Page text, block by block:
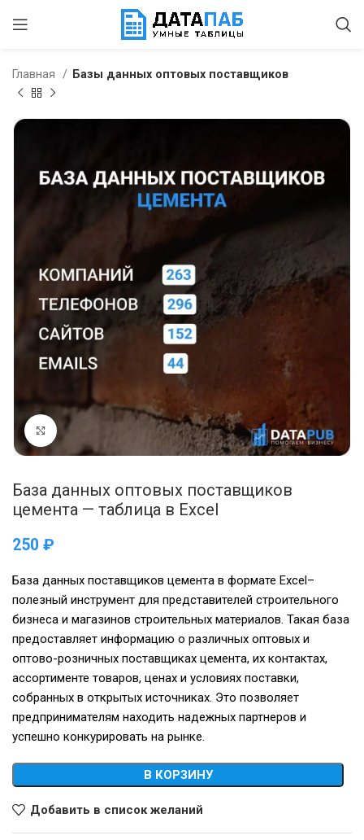
Главная Базы данных оптовых поставщиков
Нажмите, чтобы увеличить
База данных оптовых поставщиков
цемента — таблица в Excel
₽
База данных поставщиков цемента в формате Excel–
полезный инструмент для представителей строительного
бизнеса и магазинов строительных материалов. Такая база
предоставляет информацию о различных оптовых и
оптово-розничных поставщиках цемента, их контактах,
ассортименте товаров, ценах и условиях поставки,
собранных в открытых источниках. Это позволяет
предпринимателям находить надежных партнеров и
успешно конкурировать на рынке.
В КОРЗИНУ
Добавить в список желаний